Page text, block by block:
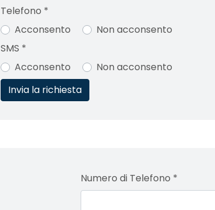
Telefono *
Acconsento
Non acconsento
SMS *
Acconsento
Non acconsento
Numero di Telefono *